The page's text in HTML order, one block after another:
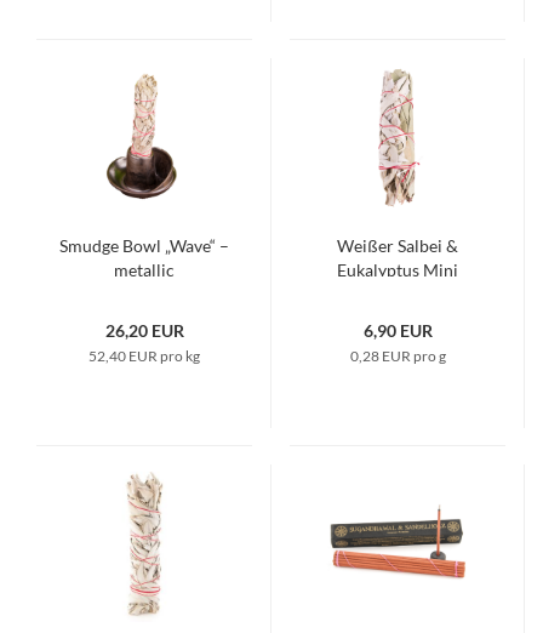
Smudge Bowl „Wave“ –
metallic
26,20 EUR
52,40 EUR pro kg
Weißer Salbei &
Eukalyptus Mini
6,90 EUR
0,28 EUR pro g